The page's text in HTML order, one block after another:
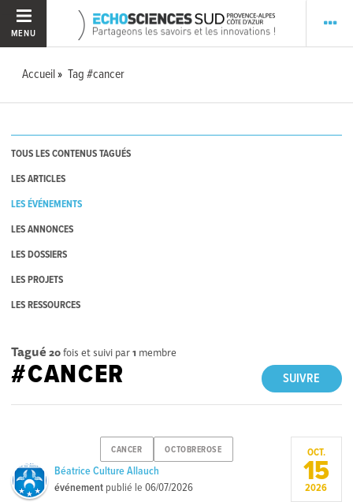
MENU
Accueil Tag #cancer
TOUS LES CONTENUS TAGUÉS
LES ARTICLES
LES ÉVÉNEMENTS
LES ANNONCES
LES DOSSIERS
LES PROJETS
LES RESSOURCES
Tagué 20fois et suivi par1 membre
SUIVRE
#CANCER
CANCER OCTOBREROSE
Béatrice Culture Allauch
événement publié le06/07/2026
OCT.
15
2026